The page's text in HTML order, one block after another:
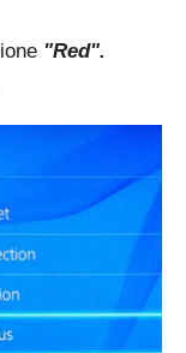
"Red".